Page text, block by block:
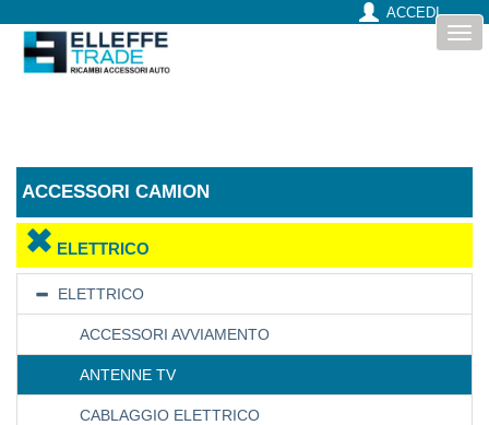
ACCEDI
ACCESSORI CAMION
ELETTRICO
ELETTRICO
ACCESSORI AVVIAMENTO
ANTENNE TV
CABLAGGIO ELETTRICO